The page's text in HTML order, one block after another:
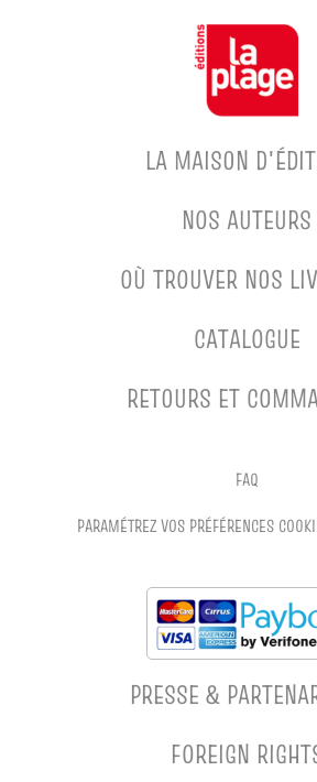
LA MAISON
NOS AUTEURS
OÙ TROUVER NOS
CATALOGUE
RETOURS ET
FAQ
PARAMÉTREZ VOS PRÉFÉRENCES
PRESSE &
FOREIGN